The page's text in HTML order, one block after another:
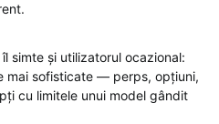
simte și utilizatorul ocazional:
mai sofisticate — perps, opțiuni,
cu limitele unui model gândit